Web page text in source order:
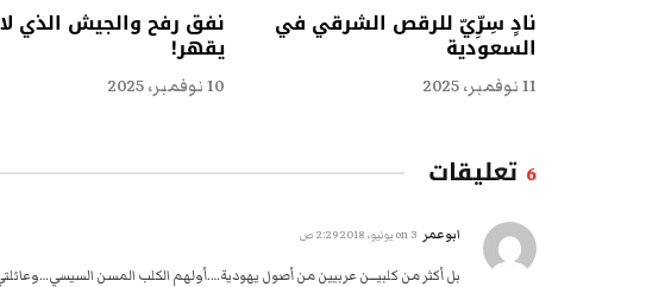
نادٍ سِرِّيّ للرقص الشرقي في
السعودية
11 نوفمبر، 2025
نفق رفح والجيش الذي لا
يقهر!
10 نوفمبر، 2025
6 تعليقات
ابوعمر 3 يونيو، 2018 2:29 ص
بل أكثر من كلبيـــن عربيين من أصول يهودية….أولهم الكلب المسن